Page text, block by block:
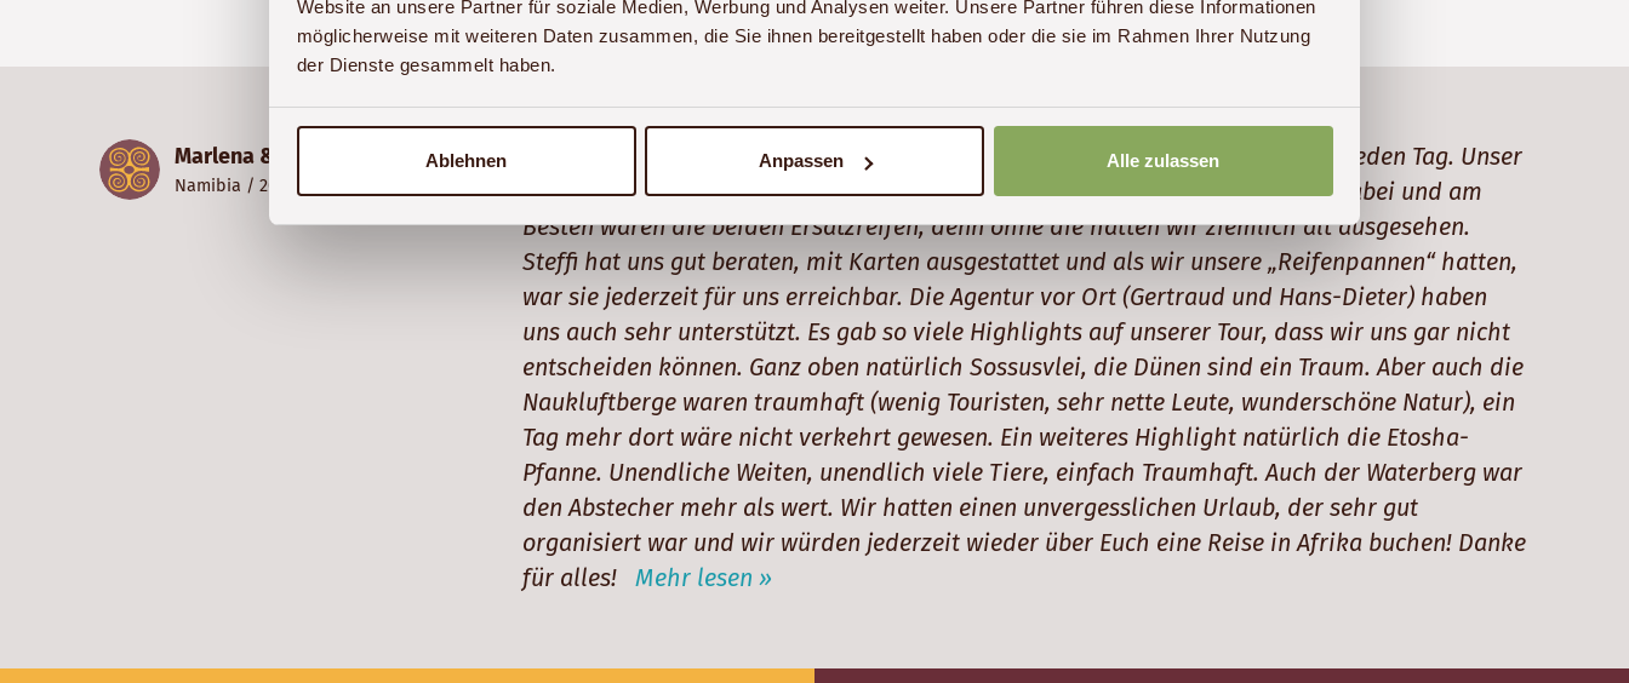
Website an unsere Partner für soziale Medien, Werbung und Analysen weiter. Unsere Partner führen diese Informationen
möglicherweise mit weiteren Daten zusammen, die Sie ihnen bereitgestellt haben oder die sie im Rahmen Ihrer Nutzung
der Dienste gesammelt haben.
Ablehnen Anpassen Alle zulassen
Marlena &Tobias
Namibia / 2017
Wir hatten eine wunderbare Reise quer durch Namibia, mit vielen Highlights jeden Tag. Unser
Auto war gut ausgerüstet - alles was man zum Camping braucht, hatten wir dabei und am
Besten waren die beiden Ersatzreifen, denn ohne die hätten wir ziemlich alt ausgesehen.
Steffi hat uns gut beraten, mit Karten ausgestattet und als wir unsere „Reifenpannen“ hatten,
war sie jederzeit für uns erreichbar. Die Agentur vor Ort (Gertraud und Hans-Dieter) haben
uns auch sehr unterstützt. Es gab so viele Highlights auf unserer Tour, dass wir uns gar nicht
entscheiden können. Ganz oben natürlich Sossusvlei, die Dünen sind ein Traum. Aber auch die
Naukluftberge waren traumhaft (wenig Touristen, sehr nette Leute, wunderschöne Natur), ein
Tag mehr dort wäre nicht verkehrt gewesen. Ein weiteres Highlight natürlich die Etosha-
Pfanne. Unendliche Weiten, unendlich viele Tiere, einfach Traumhaft. Auch der Waterberg war
den Abstecher mehr als wert. Wir hatten einen unvergesslichen Urlaub, der sehr gut
organisiert war und wir würden jederzeit wieder über Euch eine Reise in Afrika buchen! Danke
für alles! Mehr lesen »